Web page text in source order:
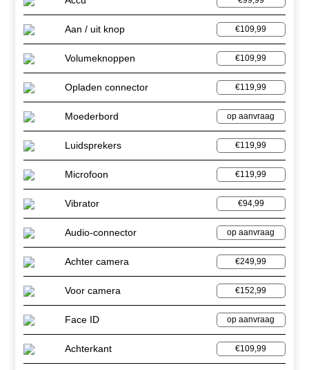
Aan / uit knop €109,99
Volumeknoppen €109,99
Opladen connector €119,99
Moederbord op aanvraag
Luidsprekers €119,99
Microfoon €119,99
Vibrator €94,99
Audio-connector op aanvraag
Achter camera €249,99
Voor camera €152,99
Face ID op aanvraag
Achterkant €109,99